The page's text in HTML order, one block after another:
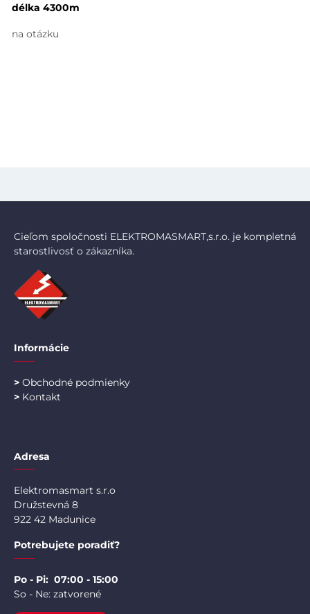
délka 4300m
na otázku
Cieľom spoločnosti ELEKTROMASMART,s.r.o. je kompletná
starostlivosť o zákazníka.
Informácie
> Obchodné podmienky
> Kontakt
Adresa
Elektromasmart s.r.o
Družstevná 8
922 42 Madunice
Potrebujete poradiť?
Po - Pi: 07:00 - 15:00
So - Ne: zatvorené